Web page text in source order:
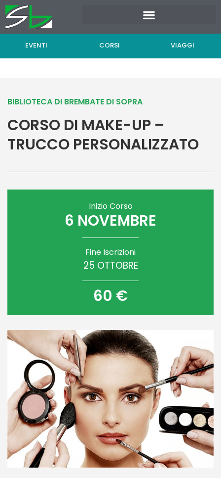
Vai
al
contenuto
EVENTI CORSI VIAGGI
BIBLIOTECA DI BREMBATE DI SOPRA
CORSO DI MAKE-UP –
TRUCCO PERSONALIZZATO
Inizio Corso
6 NOVEMBRE
Fine Iscrizioni
25 OTTOBRE
60 €